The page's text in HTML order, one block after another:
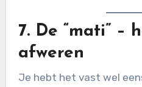
7. De “mati” –
afweren
Je hebt het vast wel